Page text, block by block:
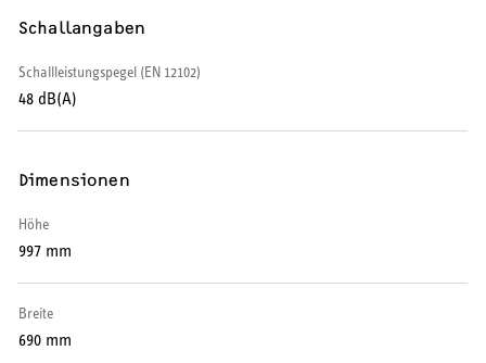
WARMWASSER
Durchlauferhitzer
Warmwasserspeicher
Warmwasser-Wärmepumpe
Wohnungsstationen
Kochendwassergeräte
Händetrockner
Schallangaben
Schallleistungspegel (EN 12102)
48 dB(A)
Dimensionen
Höhe
997 mm
Breite
690 mm